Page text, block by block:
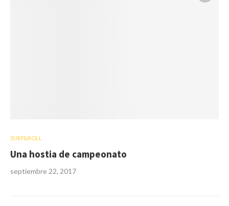
SURF&ROLL
Una hostia de campeonato
septiembre 22, 2017